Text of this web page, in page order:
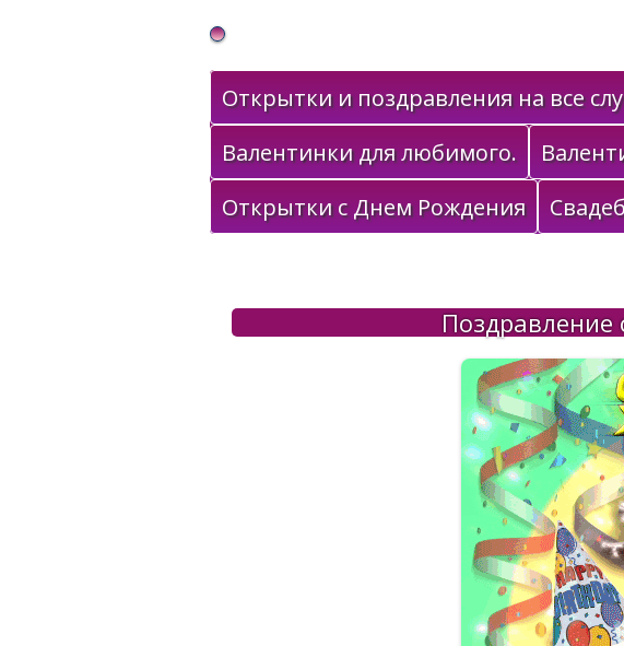
Gif Открытки в подарок
Открытки и поздравления на все
Валентинки для любимого.
Открытки с Днем Рождения